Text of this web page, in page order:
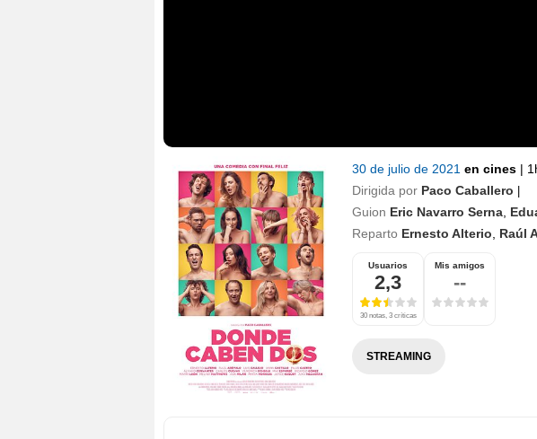
30 de julio de 2021 en cines |
Dirigida por Paco Caballero |
Guion Eric Navarro Serna
Reparto Ernesto Alterio Raúl
Usuarios
2,3
30 notas, 3 críticas
Mis amigos
--
STREAMING